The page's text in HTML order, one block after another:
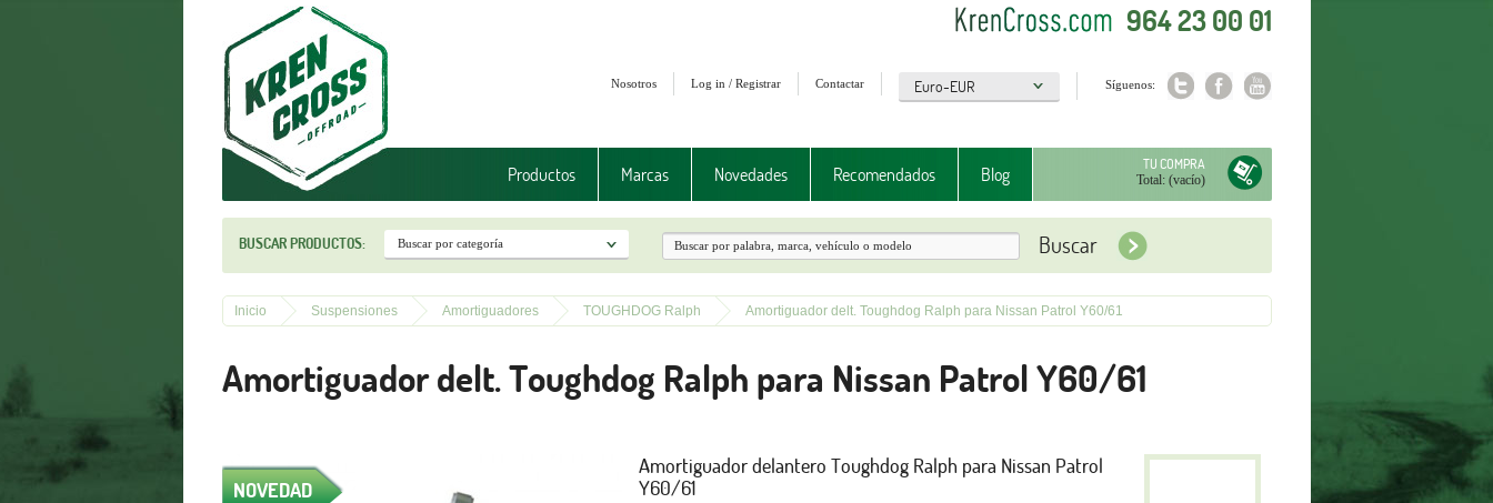
964 23 00 01
Síguenos:
Contactar
Log in / Registrar
Nosotros
TU COMPRA
Total: (vacío)
Productos Marcas Novedades Recomendados Blog
BUSCAR PRODUCTOS:
Inicio Suspensiones Amortiguadores TOUGHDOG Ralph Amortiguador delt. Toughdog Ralph para Nissan Patrol Y60/61
Amortiguador delt. Toughdog Ralph para Nissan Patrol Y60/61
NOVEDAD
Amortiguador delantero Toughdog Ralph para Nissan Patrol
Y60/61